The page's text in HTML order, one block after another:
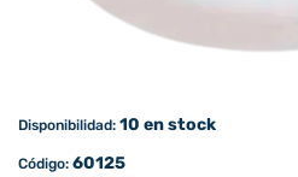
Disponibilidad: 10 en stock
Código: 60125